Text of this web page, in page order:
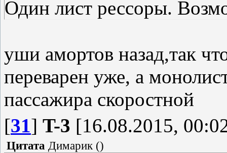
Один лист рессоры.
уши амортов назад,так
переварен уже, а
пассажира скоростной
[31] T-3 [16.08.2015,
Цитата Димарик()